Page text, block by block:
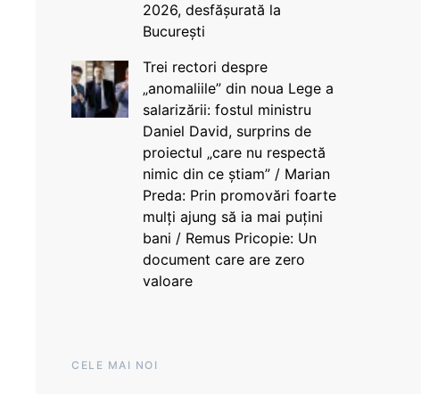
2026, desfășurată la
București
Trei rectori despre
„anomaliile” din noua Lege a
salarizării: fostul ministru
Daniel David, surprins de
proiectul „care nu respectă
nimic din ce știam” / Marian
Preda: Prin promovări foarte
mulți ajung să ia mai puțini
bani / Remus Pricopie: Un
document care are zero
valoare
CELE MAI NOI